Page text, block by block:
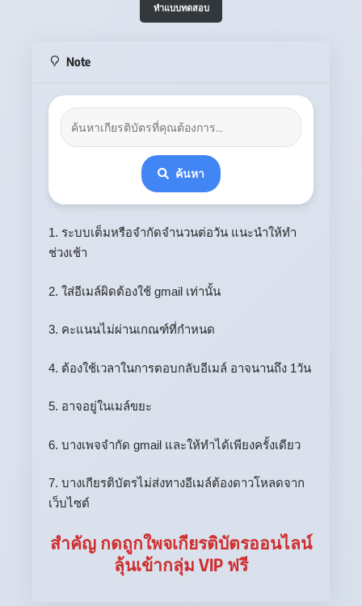
ทำแบบทดสอบ
Note
ค้นหา
1. ระบบเต็มหรือจำกัดจำนวนต่อวัน แนะนำให้ทำ
ช่วงเช้า
2. ใส่อีเมล์ผิดต้องใช้ gmail เท่านั้น
3. คะแนนไม่ผ่านเกณฑ์ที่กำหนด
4. ต้องใช้เวลาในการตอบกลับอีเมล์ อาจนานถึง 1วัน
5. อาจอยู่ในเมล์ขยะ
6. บางเพจจำกัด gmail และให้ทำได้เพียงครั้งเดียว
7. บางเกียรติบัตรไม่ส่งทางอีเมล์ต้องดาวโหลดจาก
เว็บไซต์
สำคัญ กดถูกใพจเกียรติบัตรออนไลน์
ลุ้นเข้ากลุ่ม VIP ฟรี